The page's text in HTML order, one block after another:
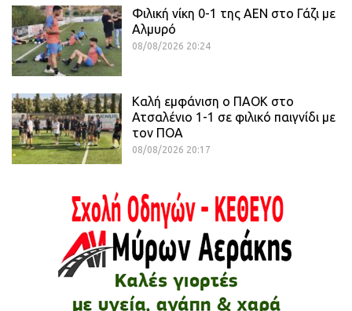
Φιλική νίκη 0-1 της ΑΕΝ στο Γάζι με
Αλμυρό
08/08/2026 20:24
Καλή εμφάνιση ο ΠΑΟΚ στο
Ατσαλένιο 1-1 σε φιλικό παιγνίδι με
τον ΠΟΑ
08/08/2026 20:17